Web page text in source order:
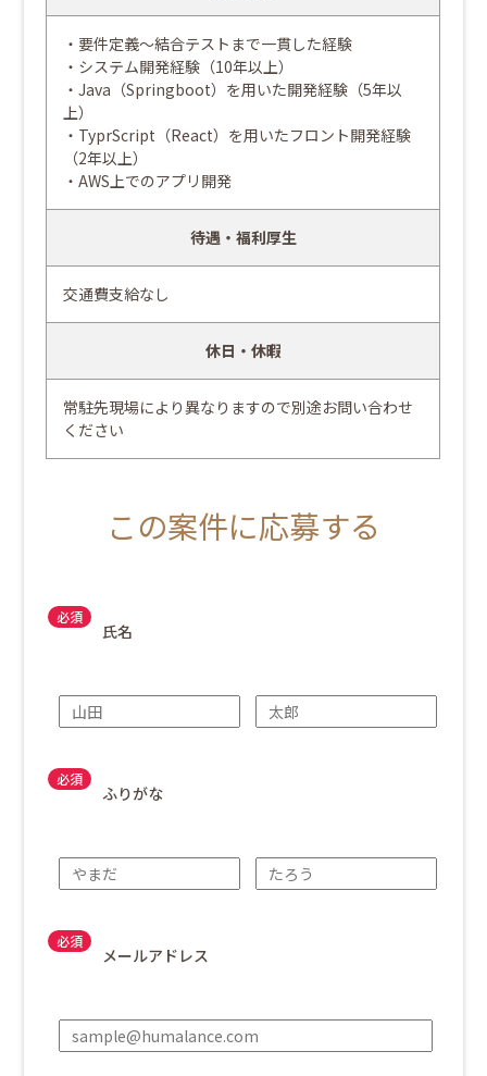
・要件定義～結合テストまで一貫した経験
・システム開発経験（10年以上）
・Java（Springboot）を用いた開発経験（5年以
上）
・TyprScript（React）を用いたフロント開発経験
（2年以上）
・AWS上でのアプリ開発
待遇・福利厚生
交通費支給なし
休日・休暇
常駐先現場により異なりますので別途お問い合わせ
ください
この案件に応募する
氏名
ふりがな
メールアドレス